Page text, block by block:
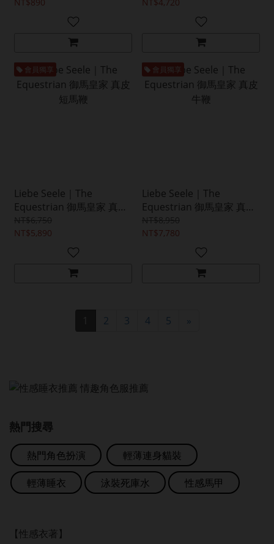
會員獨享
Liebe Seele｜The
Equestrian 御馬皇家 真皮
NT$5,890
會員獨享
Liebe Seele｜The
Equestrian 御馬皇家 真皮
NT$7,780
2 3 4 5 »
熱門搜尋
熱門角色扮演 輕薄連身貓裝
輕薄睡衣 泳裝死庫水 性感馬甲
【性感衣著】